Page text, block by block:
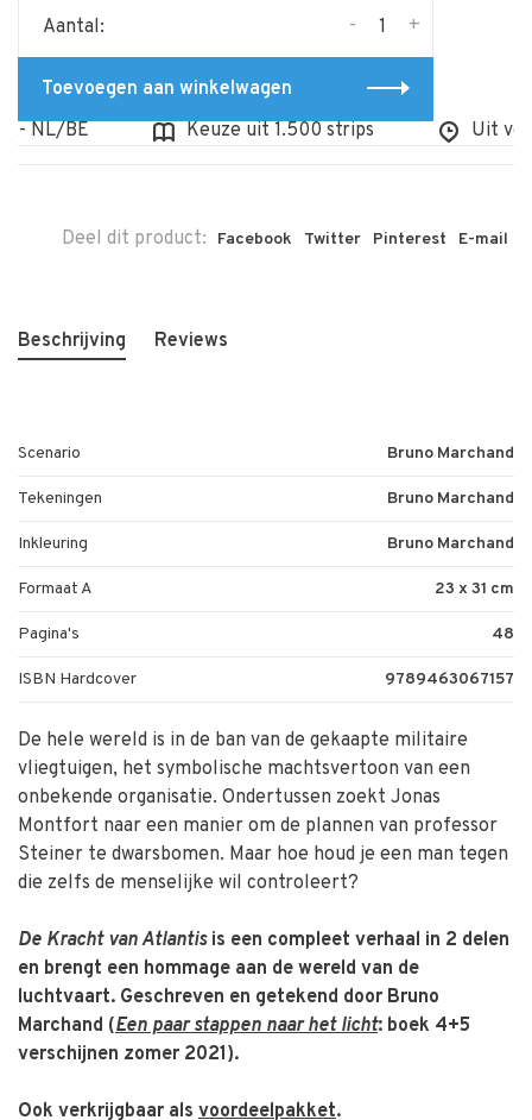
Aantal: +
-
Toevoegen aan winkelwagen
NL/BE
Keuze uit 1.500 strips Uit
Deel dit product: Facebook Twitter Pinterest E-mail
Beschrijving Reviews
Scenario Bruno Marchand
Tekeningen Bruno Marchand
Inkleuring Bruno Marchand
Formaat A 23 x 31 cm
Pagina's 48
ISBN Hardcover 9789463067157
De hele wereld is in de ban van de gekaapte militaire
vliegtuigen, het symbolische machtsvertoon van een
onbekende organisatie. Ondertussen zoekt Jonas
Montfort naar een manier om de plannen van professor
Steiner te dwarsbomen. Maar hoe houd je een man tegen
die zelfs de menselijke wil controleert?
De Kracht van Atlantisis een compleet verhaal in 2 delen
en brengt een hommage aan de wereld van de
luchtvaart. Geschreven en getekend door Bruno
Marchand (Een paar stappen naar het licht: boek 4+5
verschijnen zomer 2021).
Ook verkrijgbaar als voordeelpakket.